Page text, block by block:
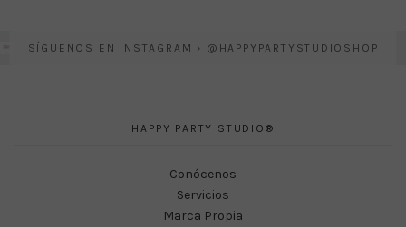
SÍGUENOS EN INSTAGRAM › @HAPPYPARTYSTUDIOSHOP
HAPPY PARTY STUDIO®
Conócenos
Servicios
Marca Propia